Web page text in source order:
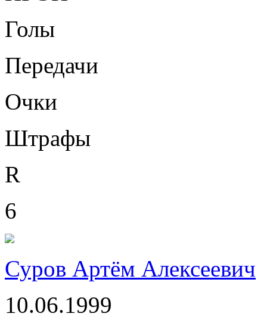
Голы
Передачи
Очки
Штрафы
R
6
Суров Артём Алексеевич
10.06.1999